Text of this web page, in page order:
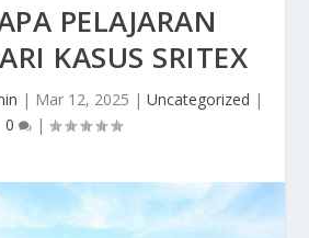
PELAJARAN
KASUS SRITEX
| Mar 12, 2025 | Uncategorized |
0
|